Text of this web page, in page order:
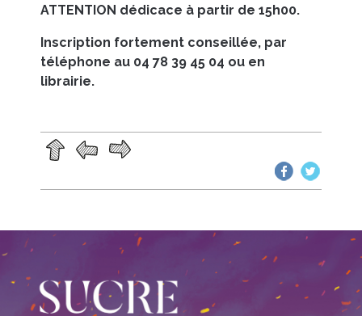
ATTENTION dédicace à partir de 15h00.
Inscription fortement conseillée, par
téléphone au 04 78 39 45 04 ou en
librairie.